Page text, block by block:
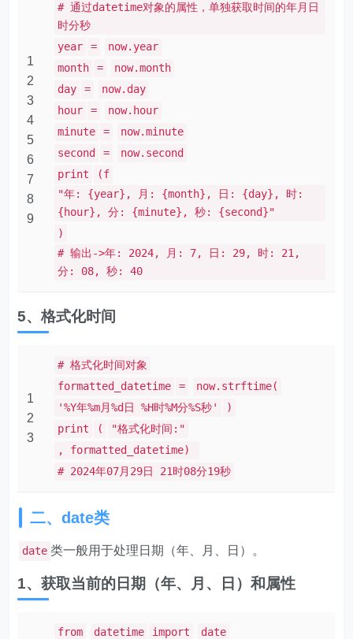
1
2
3
4
5
6
7
8
9
# 通过datetime对象的属性，单独获取时间的年月日
时分秒
year
=
now.year
month
=
now.month
day
=
now.day
hour
=
now.hour
minute
=
now.minute
second
=
now.second
print
(f
"年: {year}, 月: {month}, 日: {day}, 时:
{hour}, 分: {minute}, 秒: {second}"
)
# 输出->年: 2024, 月: 7, 日: 29, 时: 21,
分: 08, 秒: 40
5、格式化时间
1
2
3
# 格式化时间对象
formatted_datetime
=
now.strftime(
'%Y年%m月%d日 %H时%M分%S秒'
)
print
(
"格式化时间:"
, formatted_datetime)
# 2024年07月29日 21时08分19秒
二、date类
date 类一般用于处理日期（年、月、日）。
1、获取当前的日期（年、月、日）和属性
from datetime import
date